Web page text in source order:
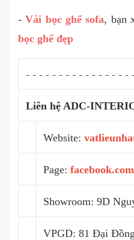
-Vải bọc ghế sofa, bạn
bọc ghế đẹp
- - - - - - - - - - - - - - - -
Liên hệ ADC-
Website:
Page:
Showroom: 9D
VPGD: 81 Đại